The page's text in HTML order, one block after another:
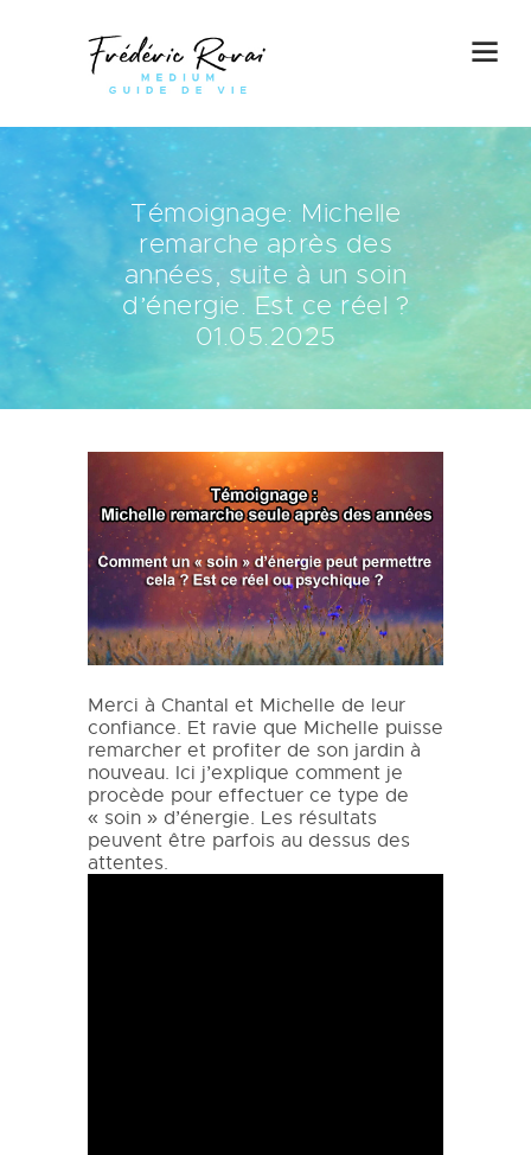
Témoignage: Michelle
remarche après des
années, suite à un soin
d’énergie. Est ce réel ?
01.05.2025
Merci à Chantal et Michelle de leur
confiance. Et ravie que Michelle puisse
remarcher et profiter de son jardin à
nouveau. Ici j’explique comment je
procède pour effectuer ce type de
« soin » d’énergie. Les résultats
peuvent être parfois au dessus des
attentes.